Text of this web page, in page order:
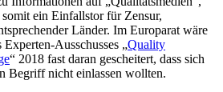
ein Einfallstor für Zensur,
Länder. Im Europarat wäre
Ausschusses „Quality
“ 2018 fast daran gescheitert, dass sich
Begriff nicht einlassen wollten.